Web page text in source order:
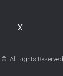
X
© All Rights Reserved